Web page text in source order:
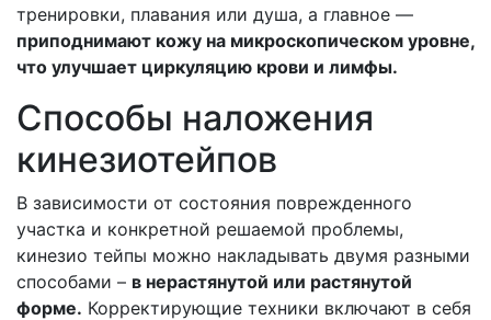
тренировки, плавания или душа, а главное —
приподнимают кожу на микроскопическом уровне,
что улучшает циркуляцию крови и лимфы.
Способы наложения
кинезиотейпов
В зависимости от состояния поврежденного
участка и конкретной решаемой проблемы,
кинезио тейпы можно накладывать двумя разными
способами – в нерастянутой или растянутой
форме. Корректирующие техники включают в себя